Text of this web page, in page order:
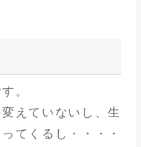
。
えていないし、生
てくるし・・・・